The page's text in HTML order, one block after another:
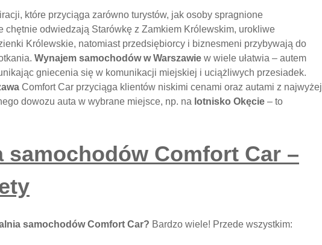
które przyciąga zarówno turystów, jak osoby spragnione
chętnie odwiedzają Starówkę z Zamkiem Królewskim, urokliwe
Królewskie, natomiast przedsiębiorcy i biznesmeni przybywają do
Wynajem samochodów w Warszawie w wiele ułatwia – autem
gniecenia się w komunikacji miejskiej i uciążliwych przesiadek.
Comfort Car przyciąga klientów niskimi cenami oraz autami z najwyżej
dowozu auta w wybrane miejsce, np. na lotnisko Okęcie – to
samochodów Comfort Car –
samochodów Comfort Car? Bardzo wiele! Przede wszystkim: